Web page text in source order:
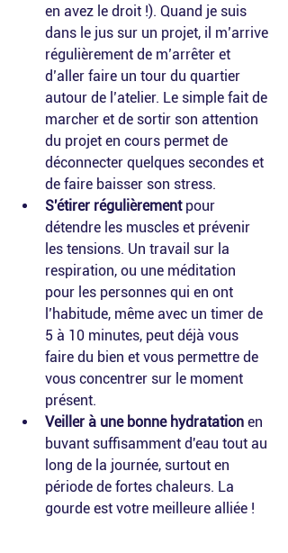
en avez le droit !). Quand je suis
dans le jus sur un projet, il m’arrive
régulièrement de m’arrêter et
d’aller faire un tour du quartier
autour de l’atelier. Le simple fait de
marcher et de sortir son attention
du projet en cours permet de
déconnecter quelques secondes et
de faire baisser son stress.
S'étirer régulièrement pour
détendre les muscles et prévenir
les tensions. Un travail sur la
respiration, ou une méditation
pour les personnes qui en ont
l’habitude, même avec un timer de
5 à 10 minutes, peut déjà vous
faire du bien et vous permettre de
vous concentrer sur le moment
présent.
Veiller à une bonne hydratation en
buvant suffisamment d'eau tout au
long de la journée, surtout en
période de fortes chaleurs. La
gourde est votre meilleure alliée !